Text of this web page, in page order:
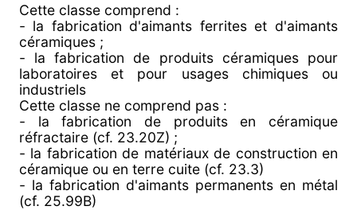
Cette classe comprend :
- la fabrication d'aimants ferrites et d'aimants
céramiques ;
- la fabrication de produits céramiques pour
laboratoires et pour usages chimiques ou
industriels
Cette classe ne comprend pas :
- la fabrication de produits en céramique
réfractaire (cf. 23.20Z) ;
- la fabrication de matériaux de construction en
céramique ou en terre cuite (cf. 23.3)
- la fabrication d'aimants permanents en métal
(cf. 25.99B)